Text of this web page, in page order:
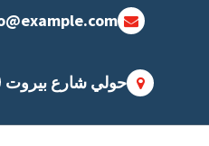
حولي شارع بيروت